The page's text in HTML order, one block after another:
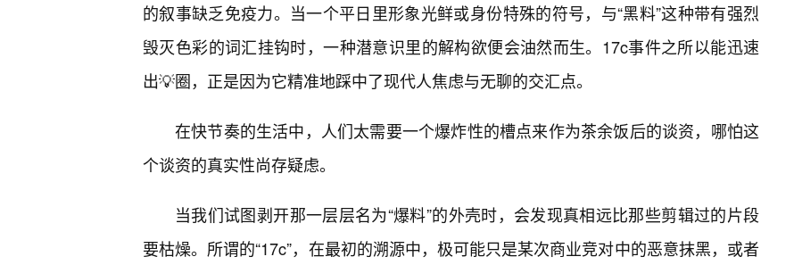
的叙事缺乏免疫力。当一个平日里形象光鲜或身份特殊的符号，与“黑料”这种带有强烈
毁灭色彩的词汇挂钩时，一种潜意识里的解构欲便会油然而生。17c事件之所以能迅速
出💡圈，正是因为它精准地踩中了现代人焦虑与无聊的交汇点。
在快节奏的生活中，人们太需要一个爆炸性的槽点来作为茶余饭后的谈资，哪怕这
个谈资的真实性尚存疑虑。
当我们试图剥开那一层层名为“爆料”的外壳时，会发现真相远比那些剪辑过的片段
要枯燥。所谓的“17c”，在最初的溯源中，极可能只是某次商业竞对中的恶意抹黑，或者